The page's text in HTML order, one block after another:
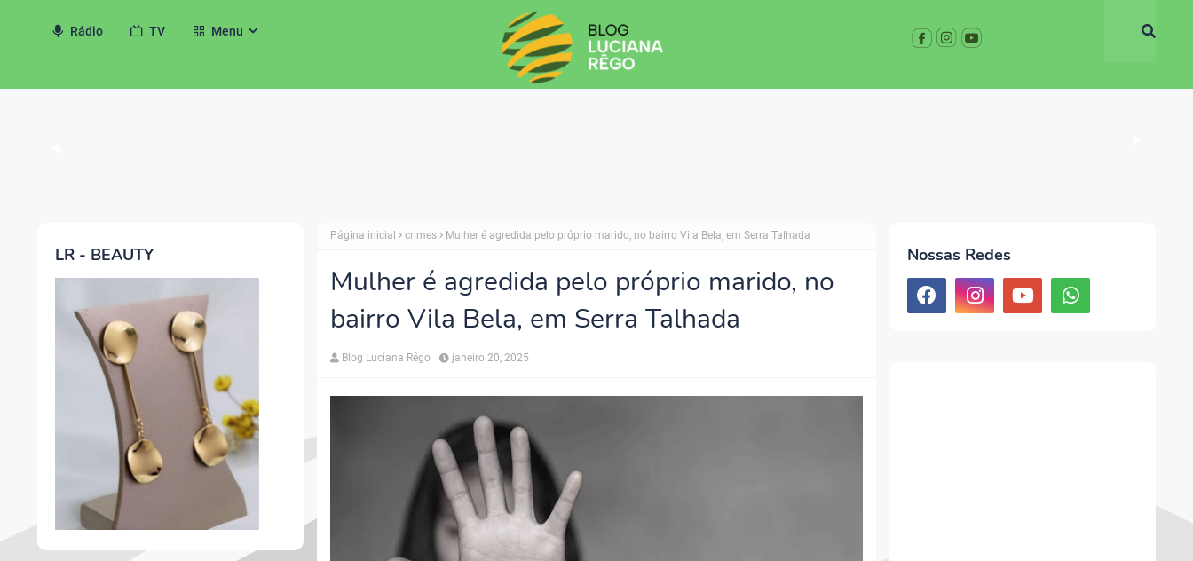
Rádio TV Menu
LR - BEAUTY
Página inicial crimes Mulher é agredida pelo próprio marido, no bairro Vila Bela, em Serra Talhada
Mulher é agredida pelo próprio marido, no
bairro Vila Bela, em Serra Talhada
Blog Luciana Rêgo janeiro 20, 2025
Nossas Redes